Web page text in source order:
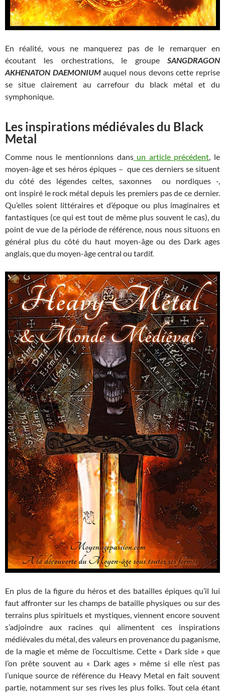
En réalité, vous ne manquerez pas de le remarquer en
écoutant les orchestrations, le groupe SANGDRAGON
AKHENATON DAEMONIUMauquel nous devons cette reprise
se situe clairement au carrefour du black métal et du
symphonique.
Les inspirations médiévales du Black
Metal
Comme nous le mentionnions dansun article précédent, le
moyen-âge et ses héros épiques – que ces derniers se situent
du côté des légendes celtes, saxonnes ou nordiques -,
ont inspiré le rock métal depuis les premiers pas de ce dernier.
Qu’elles soient littéraires et d’époque ou plus imaginaires et
fantastiques (ce qui est tout de même plus souvent le cas), du
point de vue de la période de référence, nous nous situons en
général plus du côté du haut moyen-âge ou des Dark ages
anglais, que du moyen-âge central ou tardif.
En plus de la figure du héros et des batailles épiques qu’il lui
faut affronter sur les champs de bataille physiques ou sur des
terrains plus spirituels et mystiques, viennent encore souvent
s’adjoindre aux racines qui alimentent ces inspirations
médiévales du métal, des valeurs en provenance du paganisme,
de la magie et même de l’occultisme. Cette « Dark side » que
l’on prête souvent au « Dark ages » même si elle n’est pas
l’unique source de référence du Heavy Metal en fait souvent
partie, notamment sur ses rives les plus folks. Tout cela étant